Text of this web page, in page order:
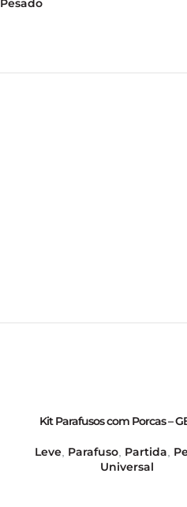
Pesado
Kit Parafusos com Porcas –
Leve Parafuso Partida
Universal